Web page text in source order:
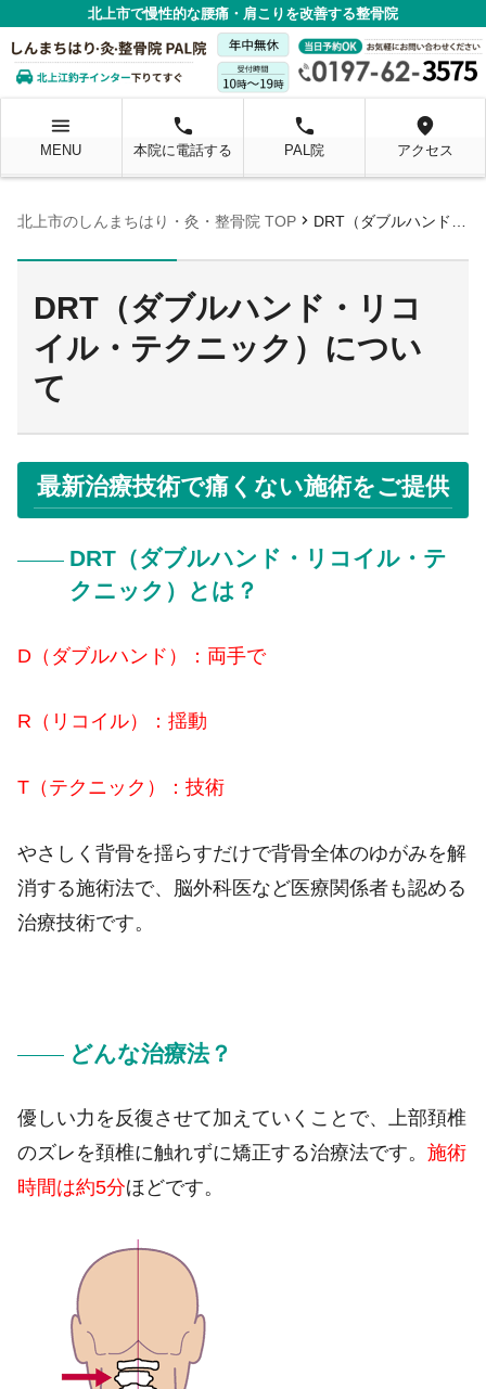
北上市で慢性的な腰痛・肩こりを改善する整骨院
menu
MENU
local_phone
本院に電話する
local_phone
PAL院
location_on
アクセス
北上市のしんまちはり・灸・整骨院 TOP chevron_right DRT（ダブルハンド・リコイル・テクニック）について
DRT（ダブルハンド・リコ
イル・テクニック）につい
て
最新治療技術で痛く ない施術をご提供
DRT（ダブルハンド・リコイル・テ
クニック）とは？
D（ダブルハンド）：両手で
R（リコイル）：揺動
T（テクニック）：技術
やさしく背骨を揺らすだけで背骨全体のゆがみを解
消する施術法で、脳外科医など医療関係者も認める
治療技術です。
どんな治療法？
優しい力を反復させて加えていくことで、上部頚椎
のズレを頚椎に触れずに矯正する治療法です。 施術
時間は約5分ほどです。